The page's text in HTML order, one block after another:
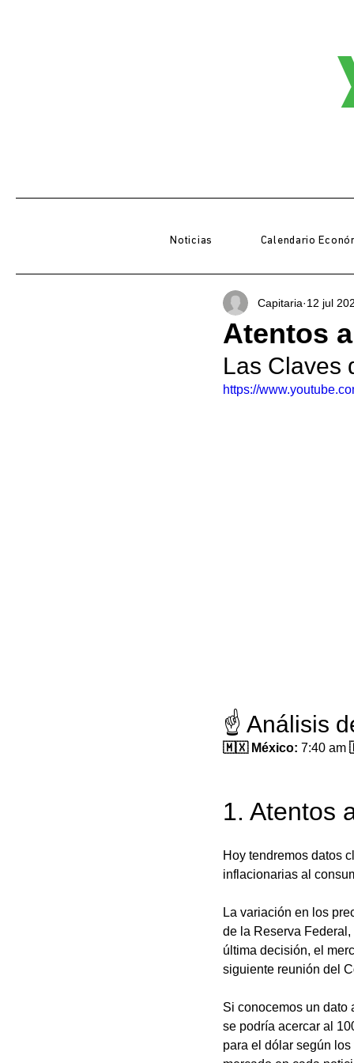
Noticias Calendario
Atentos
Capitaria 12 jul
Las Claves
https://
☝️ Análisis
🇲🇽 México: 7:40 am
1. Atentos
Hoy tendremos datos
inflacionarias al
La variación en los
de la Reserva
última decisión, el
siguiente reunión del
Si conocemos un dato
se podría acercar al
para el dólar según